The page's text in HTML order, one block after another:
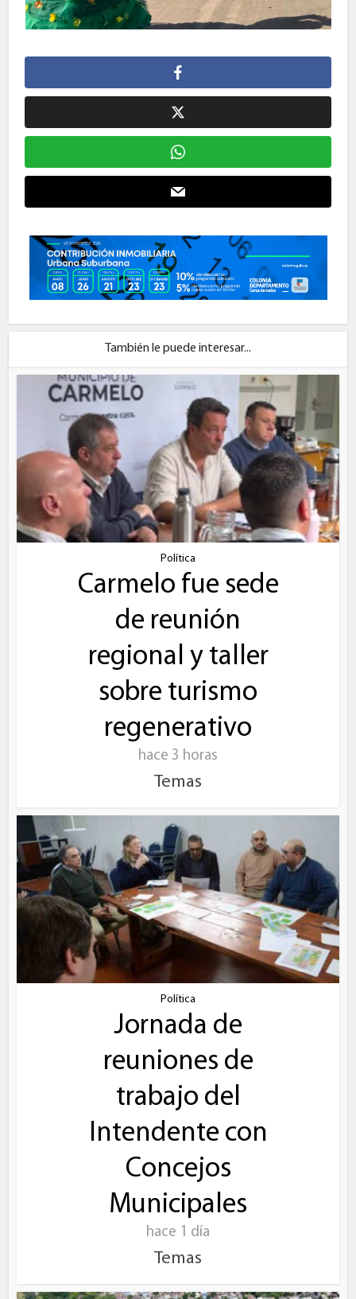
También le puede interesar...
Política
Carmelo fue sede
de reunión
regional y taller
sobre turismo
regenerativo
hace 3 horas
Temas
Política
Jornada de
reuniones de
trabajo del
Intendente con
Concejos
Municipales
hace 1 día
Temas